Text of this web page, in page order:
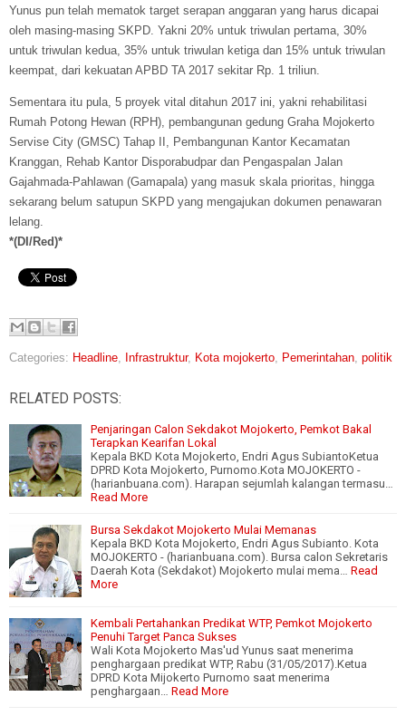
Yunus pun telah mematok target serapan anggaran yang harus dicapai
oleh masing-masing SKPD. Yakni 20% untuk triwulan pertama, 30%
untuk triwulan kedua, 35% untuk triwulan ketiga dan 15% untuk triwulan
keempat, dari kekuatan APBD TA 2017 sekitar Rp. 1 triliun.
Sementara itu pula, 5 proyek vital ditahun 2017 ini, yakni rehabilitasi
Rumah Potong Hewan (RPH), pembangunan gedung Graha Mojokerto
Servise City (GMSC) Tahap II, Pembangunan Kantor Kecamatan
Kranggan, Rehab Kantor Disporabudpar dan Pengaspalan Jalan
Gajahmada-Pahlawan (Gamapala) yang masuk skala prioritas, hingga
sekarang belum satupun SKPD yang mengajukan dokumen penawaran
lelang.
*(DI/Red)*
Categories: Headline, Infrastruktur, Kota mojokerto, Pemerintahan, politik
RELATED POSTS:
Penjaringan Calon Sekdakot Mojokerto, Pemkot Bakal
Terapkan Kearifan Lokal
Kepala BKD Kota Mojokerto, Endri Agus SubiantoKetua
DPRD Kota Mojokerto, Purnomo.Kota MOJOKERTO -
(harianbuana.com). Harapan sejumlah kalangan termasu…
Read More
Bursa Sekdakot Mojokerto Mulai Memanas
Kepala BKD Kota Mojokerto, Endri Agus Subianto. Kota
MOJOKERTO - (harianbuana.com). Bursa calon Sekretaris
Daerah Kota (Sekdakot) Mojokerto mulai mema… Read
More
Kembali Pertahankan Predikat WTP, Pemkot Mojokerto
Penuhi Target Panca Sukses
Wali Kota Mojokerto Mas'ud Yunus saat menerima
penghargaan predikat WTP, Rabu (31/05/2017).Ketua
DPRD Kota Mijokerto Purnomo saat menerima
penghargaan… Read More